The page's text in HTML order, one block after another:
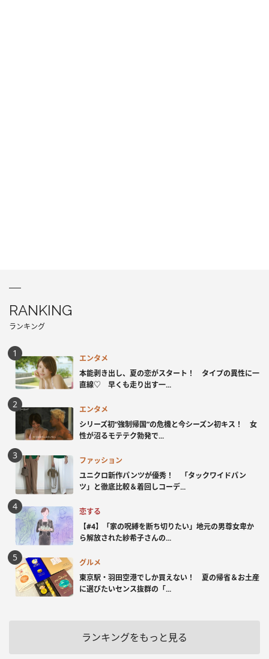
RANKING
ランキング
エンタメ
本能剥き出し、夏の恋がスタート！ タイプの異性に一
直線♡ 早くも走り出す一...
エンタメ
シリーズ初“強制帰国”の危機と今シーズン初キス！ 女
性が沼るモテテク勃発で...
ファッション
ユニクロ新作パンツが優秀！ 「タックワイドパン
ツ」と徹底比較＆着回しコーデ...
恋する
【#4】「家の呪縛を断ち切りたい」地元の男尊女卑か
ら解放された紗希子さんの...
グルメ
東京駅・羽田空港でしか買えない！ 夏の帰省＆お土産
に選びたいセンス抜群の「...
ランキングをもっと見る